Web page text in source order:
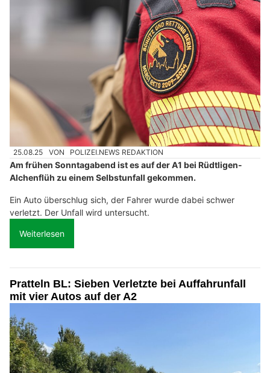
25.08.25 VON POLIZEI.NEWS REDAKTION
Am frühen Sonntagabend ist es auf der A1 bei Rüdtligen-
Alchenflüh zu einem Selbstunfall gekommen.
Ein Auto überschlug sich, der Fahrer wurde dabei schwer
verletzt. Der Unfall wird untersucht.
Weiterlesen
Pratteln BL: Sieben Verletzte bei Auffahrunfall
mit vier Autos auf der A2